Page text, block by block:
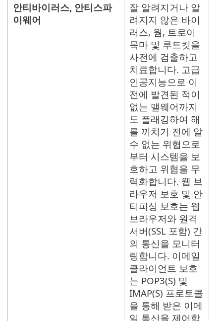
안티바이러스, 안티스파
이웨어
잘 알려지거나 알
려지지 않은 바이
러스, 웜, 트로이
목마 및 루트킷을
사전에 검출하고
치료합니다. 고급
인공지능으로 이
전에 발견된 적이
없는 맬웨어까지
도 플래깅하여 해
를 끼치기 전에 알
수 없는 위협으로
부터 시스템을 보
호하고 위협을 무
력화합니다. 웹 브
라우저 보호 및 안
티피싱 보호는 웹
브라우저와 원격
서버(SSL 포함) 간
의 통신을 모니터
링합니다. 이메일
클라이언트 보호
는 POP3(S) 및
IMAP(S) 프로토콜
을 통해 받은 이메
일 통신을 제어합